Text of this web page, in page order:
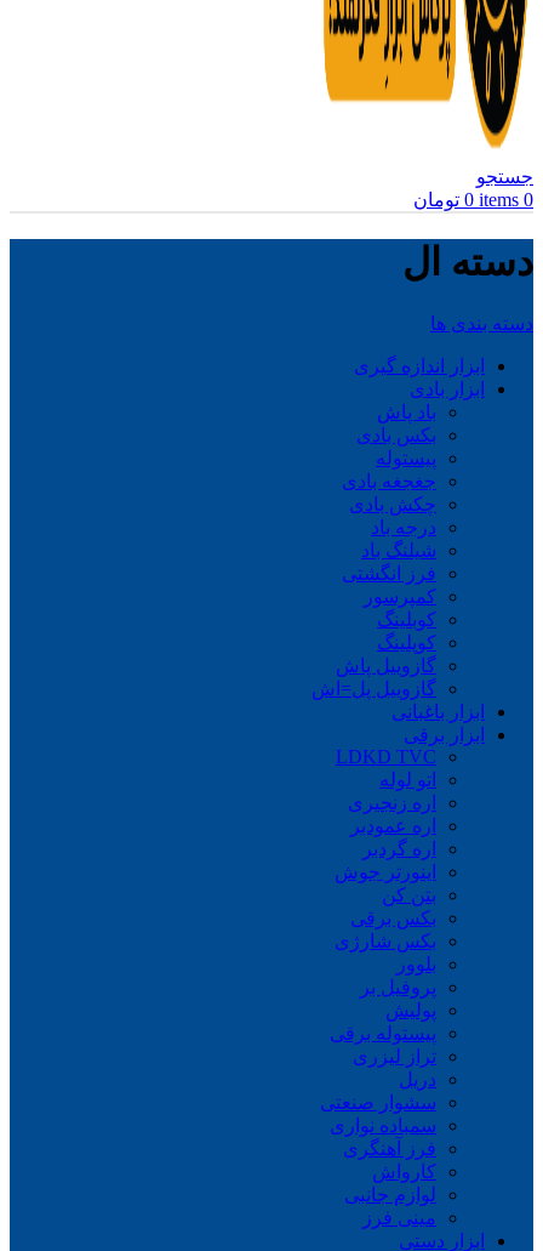
جستجو
0
items
0 تومان
دسته ال
دسته بندی ها
ابزار اندازه گیری
ابزار بادی
باد پاش
بکس بادی
پیستوله
جغجغه بادی
چکش بادی
درجه باد
شیلنگ باد
فرز انگشتی
کمپرسور
کوبلینگ
کوپلینگ
گازوییل پاش
گازوییل پل=اش
ابزار باغبانی
ابزار برقی
LDKD TVC
اتو لوله
اره زنجیری
اره عمودبر
اره گردبر
اینورتر جوش
بتن کن
بکس برقی
بکس شارژی
بلوور
پروفیل بر
پولیش
پیستوله برقی
تراز لیزری
دریل
سشوار صنعتی
سمباده نواری
فرز آهنگری
کارواش
لوازم جانبی
مینی فرز
ابزار دستی